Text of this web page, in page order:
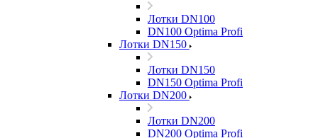
Лотки DN100
DN100 Optima Profi
Лотки DN150
Лотки DN150
DN150 Optima Profi
Лотки DN200
Лотки DN200
DN200 Optima Profi